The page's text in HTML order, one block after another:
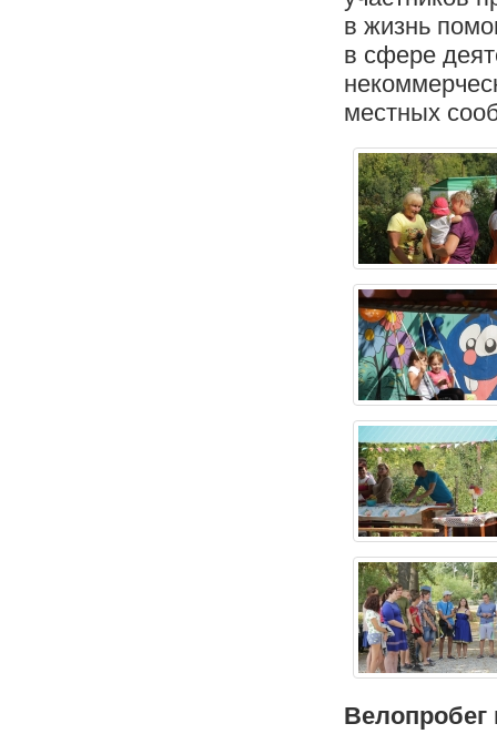
в жизнь
в сфере
местных